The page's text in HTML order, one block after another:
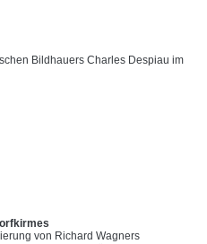
Bildhauers Charles Despiau im
von Richard Wagners